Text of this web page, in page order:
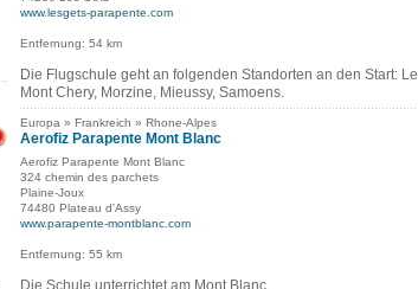
www.lesgets-parapente.com
Entfernung: 54 km
Die Flugschule geht an folgenden Standorten an den Start: Le
Mont Chery, Morzine, Mieussy, Samoens.
Europa » Frankreich » Rhone-Alpes
Aerofiz Parapente Mont Blanc
Aerofiz Parapente Mont Blanc
324 chemin des parchets
Plaine-Joux
74480 Plateau d'Assy
www.parapente-montblanc.com
Entfernung: 55 km
Die Schule unterrichtet am Mont Blanc.